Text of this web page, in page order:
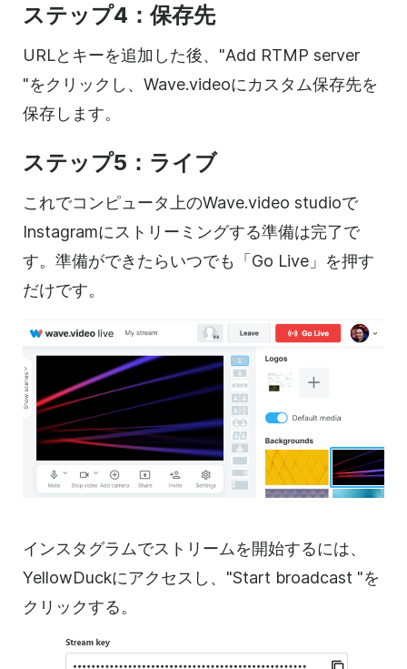
ステップ4：保存先
URLとキーを追加した後、"Add RTMP server
"をクリックし、Wave.videoにカスタム保存先を
保存します。
ステップ5：ライブ
これでコンピュータ上のWave.video studioで
Instagramにストリーミングする準備は完了で
す。準備ができたらいつでも「Go Live」を押す
だけです。
インスタグラムでストリームを開始するには、
YellowDuckにアクセスし、"Start broadcast "を
クリックする。